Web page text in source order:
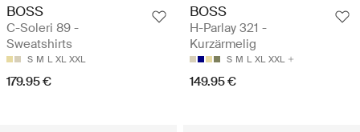
BOSS
C-Soleri 89 -
Sweatshirts
S M L XL XXL
179.95 €
BOSS
H-Parlay 321 -
Kurzärmelig
S M L XL XXL
149.95 €